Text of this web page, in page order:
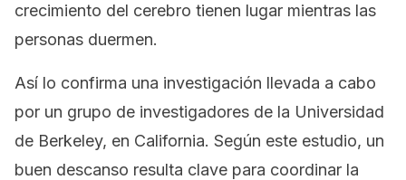
crecimiento del cerebro tienen lugar mientras las
personas duermen.
Así lo confirma una investigación llevada a cabo
por un grupo de investigadores de la Universidad
de Berkeley, en California. Según este estudio, un
buen descanso resulta clave para coordinar la